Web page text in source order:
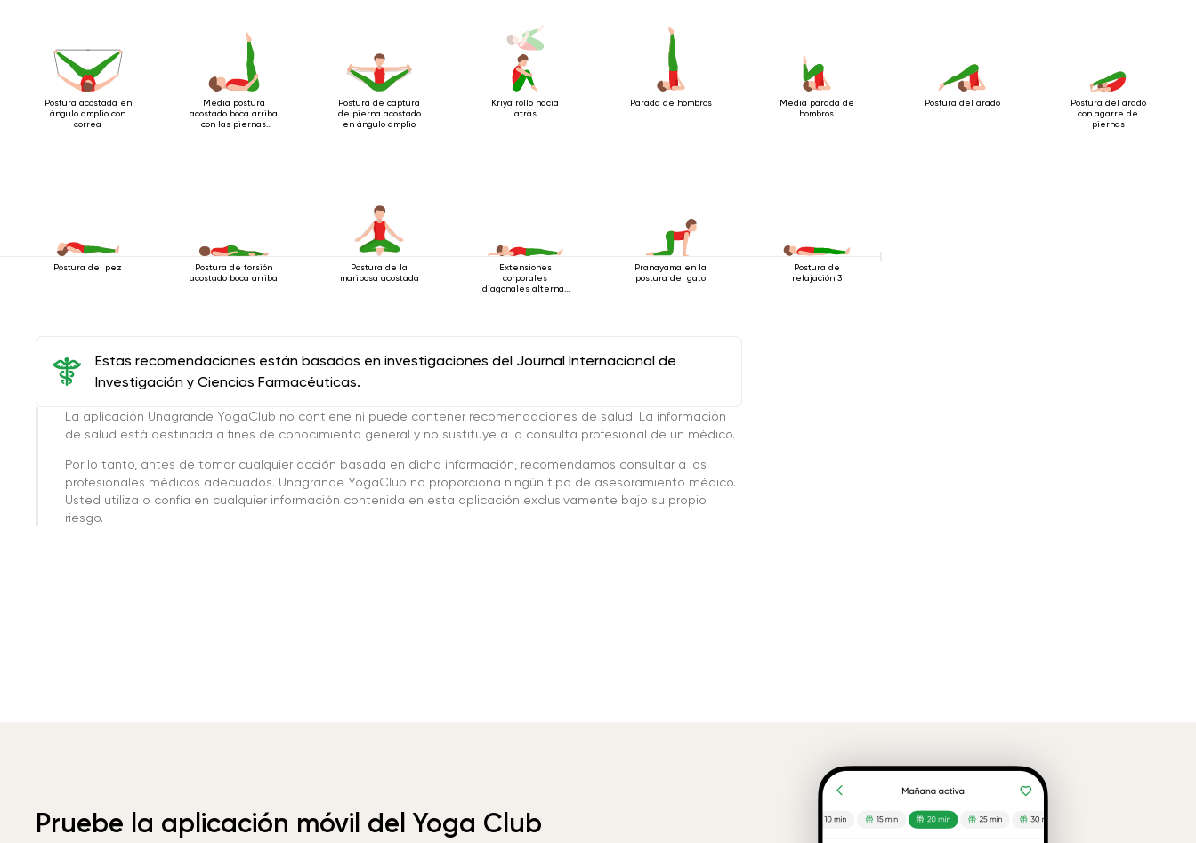
Postura acostada en
ángulo amplio con
correa
Media postura
acostado boca arriba
con las piernas
Postura de captura
de pierna acostado
en ángulo amplio
Kriya rollo hacia
atrás
Parada de hombros
Media parada de
hombros
Postura del arado
Postura del arado
con agarre de
piernas
Postura del pez
Postura de torsión
acostado boca arriba
Postura de la
mariposa acostada
Extensiones
corporales
diagonales alternas
Pranayama en la
postura del gato
Postura de
relajación 3
Estas recomendaciones están basadas en investigaciones del Journal Internacional de
Investigación y Ciencias Farmacéuticas.
La aplicación Unagrande YogaClub no contiene ni puede contener recomendaciones de salud. La información
de salud está destinada a fines de conocimiento general y no sustituye a la consulta profesional de un médico.
Por lo tanto, antes de tomar cualquier acción basada en dicha información, recomendamos consultar a los
profesionales médicos adecuados. Unagrande YogaClub no proporciona ningún tipo de asesoramiento médico.
Usted utiliza o confía en cualquier información contenida en esta aplicación exclusivamente bajo su propio
riesgo.
Pruebe la aplicación móvil del Yoga Club